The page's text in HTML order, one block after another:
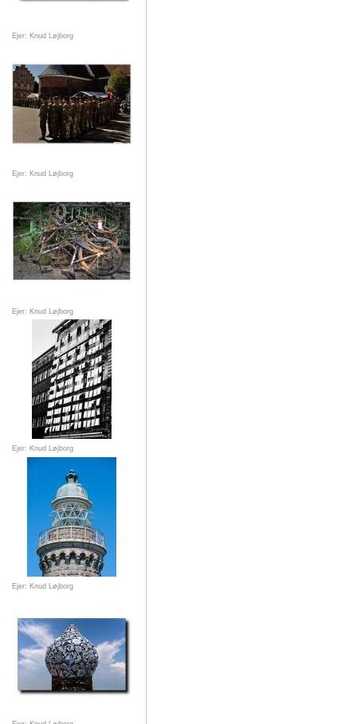
Ejer: Knud Løjborg
Ejer: Knud Løjborg
Ejer: Knud Løjborg
Ejer: Knud Løjborg
Ejer: Knud Løjborg